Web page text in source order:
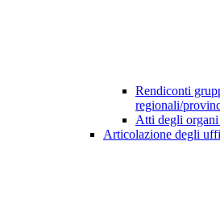
Rendiconti
regionali/
Atti degli
Articolazione degli